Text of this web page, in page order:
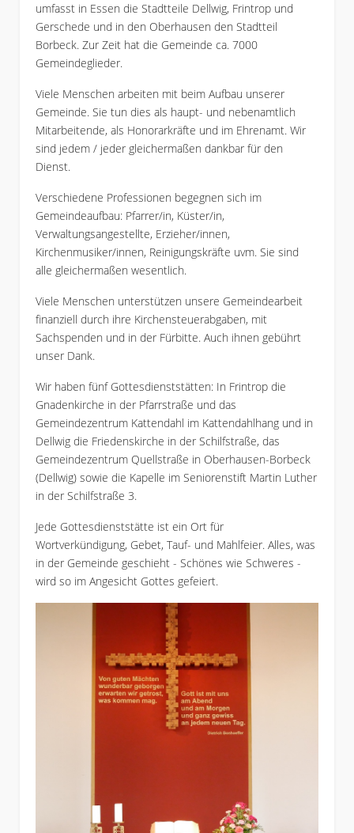
umfasst in Essen die Stadtteile Dellwig, Frintrop und
Gerschede und in den Oberhausen den Stadtteil
Borbeck. Zur Zeit hat die Gemeinde ca. 7000
Gemeindeglieder.
Viele Menschen arbeiten mit beim Aufbau unserer
Gemeinde. Sie tun dies als haupt- und nebenamtlich
Mitarbeitende, als Honorarkräfte und im Ehrenamt. Wir
sind jedem / jeder gleichermaßen dankbar für den
Dienst.
Verschiedene Professionen begegnen sich im
Gemeindeaufbau: Pfarrer/in, Küster/in,
Verwaltungsangestellte, Erzieher/innen,
Kirchenmusiker/innen, Reinigungskräfte uvm. Sie sind
alle gleichermaßen wesentlich.
Viele Menschen unterstützen unsere Gemeindearbeit
finanziell durch ihre Kirchensteuerabgaben, mit
Sachspenden und in der Fürbitte. Auch ihnen gebührt
unser Dank.
Wir haben fünf Gottesdienststätten: In Frintrop die
Gnadenkirche in der Pfarrstraße und das
Gemeindezentrum Kattendahl im Kattendahlhang und in
Dellwig die Friedenskirche in der Schilfstraße, das
Gemeindezentrum Quellstraße in Oberhausen-Borbeck
(Dellwig) sowie die Kapelle im Seniorenstift Martin Luther
in der Schilfstraße 3.
Jede Gottesdienststätte ist ein Ort für
Wortverkündigung, Gebet, Tauf- und Mahlfeier. Alles, was
in der Gemeinde geschieht - Schönes wie Schweres -
wird so im Angesicht Gottes gefeiert.